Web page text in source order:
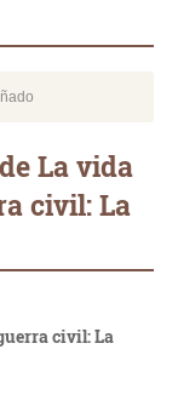
La vida
civil: La
civil: La